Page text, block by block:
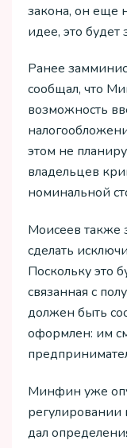
закона, он еще
идее, это будет
Ранее
сообщал, что
возможность
этом не
владельцев
номинальной
Моисеев также
сделать
Поскольку это
связанная с
должен быть
оформлен: им
Минфин уже
дал